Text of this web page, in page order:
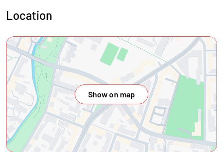
Location
Show on map